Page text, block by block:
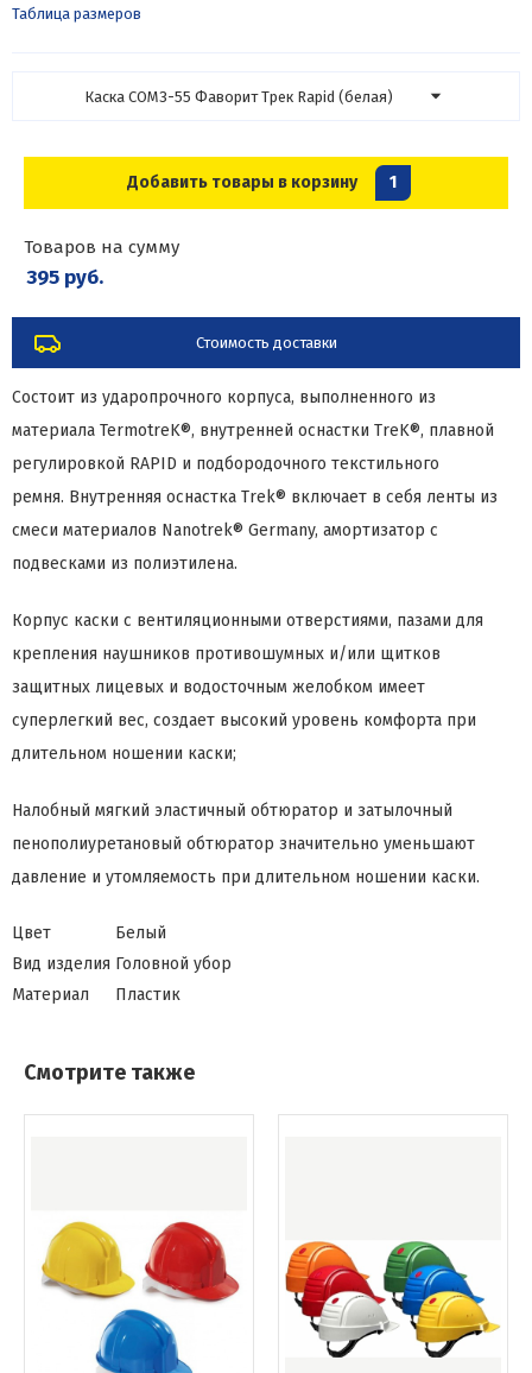
Таблица размеров
Каска СОМЗ-55 Фаворит Трек Rapid (белая)
Добавить товары в корзину 1
Товаров на сумму
395 руб.
Стоимость доставки
Состоит из ударопрочного корпуса, выполненного из
материала TermotreK®, внутренней оснастки ТreK®, плавной
регулировкой RAPID и подбородочного текстильного
ремня. Внутренняя оснастка Trek® включает в себя ленты из
смеси материалов Nanotrek® Germany, амортизатор с
подвесками из полиэтилена.
Корпус каски с вентиляционными отверстиями, пазами для
крепления наушников противошумных и/или щитков
защитных лицевых и водосточным желобком имеет
суперлегкий вес, создает высокий уровень комфорта при
длительном ношении каски;
Налобный мягкий эластичный обтюратор и затылочный
пенополиуретановый обтюратор значительно уменьшают
давление и утомляемость при длительном ношении каски.
Цвет
Белый
Вид изделия Головной убор
Материал
Пластик
Смотрите также